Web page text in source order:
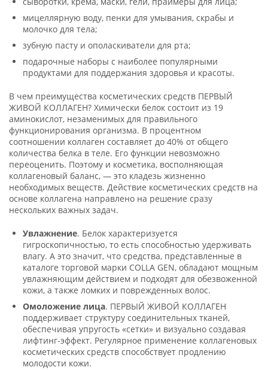
мицеллярную воду, пенки для умывания, скрабы и
молочко для тела;
зубную пасту и ополаскиватели для рта;
подарочные наборы с наиболее популярными
продуктами для поддержания здоровья и красоты.
В чем преимущества косметических средств ПЕРВЫЙ
ЖИВОЙ КОЛЛАГЕН? Химически белок состоит из 19
аминокислот, незаменимых для правильного
функционирования организма. В процентном
соотношении коллаген составляет до 40% от общего
количества белка в теле. Его функции невозможно
переоценить. Поэтому и косметика, восполняющая
коллагеновый баланс, — это кладезь жизненно
необходимых веществ. Действие косметических средств на
основе коллагена направлено на решение сразу
нескольких важных задач.
Увлажнение. Белок характеризуется
гигроскопичностью, то есть способностью удерживать
влагу. А это значит, что средства, представленные в
каталоге торговой марки COLLA GEN, обладают мощным
увлажняющим действием и подходят для обезвоженной
кожи, а также ломких и поврежденных волос.
Омоложение лица. ПЕРВЫЙ ЖИВОЙ КОЛЛАГЕН
поддерживает структуру соединительных тканей,
обеспечивая упругость «сетки» и визуально создавая
лифтинг-эффект. Регулярное применение коллагеновых
косметических средств способствует продлению
молодости кожи.